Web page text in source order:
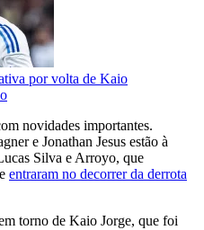
por volta de Kaio
novidades importantes.
e Jonathan Jesus estão à
Silva e Arroyo, que
entraram no decorrer da derrota
torno de Kaio Jorge, que foi